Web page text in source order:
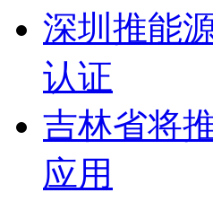
深圳推能
认证
吉林省将
应用